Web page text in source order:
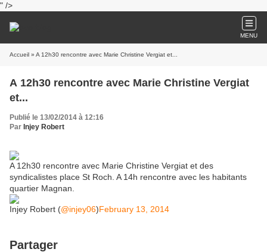
" />
MENU
Accueil » A 12h30 rencontre avec Marie Christine Vergiat et...
A 12h30 rencontre avec Marie Christine Vergiat
et...
Publié le 13/02/2014 à 12:16
Par Injey Robert
A 12h30 rencontre avec Marie Christine Vergiat et des
syndicalistes place St Roch. A 14h rencontre avec les habitants
quartier Magnan.
Injey Robert (@injey06)February 13, 2014
Partager